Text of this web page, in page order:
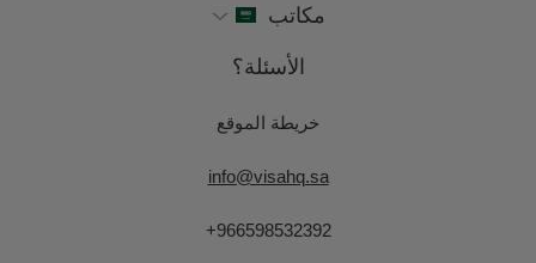
مكاتب
الأسئلة؟
خريطة الموقع
info@visahq.sa
+966598532392